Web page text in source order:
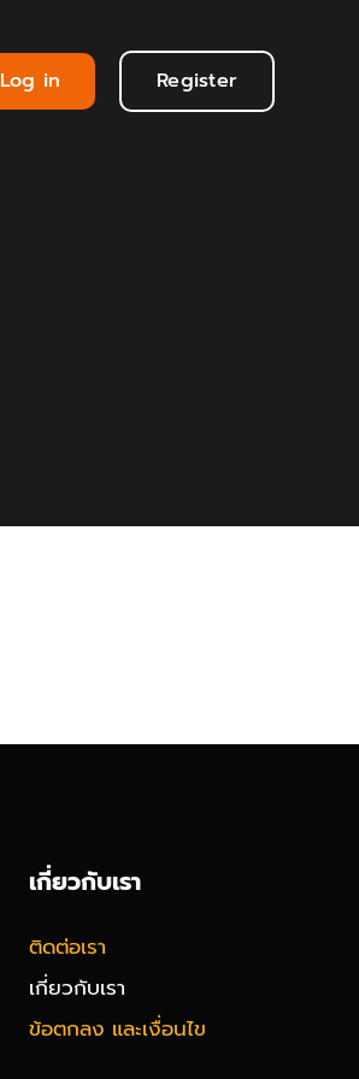
Log in Register
เกี่ยวกับเรา
ติดต่อเรา
เกี่ยวกับเรา
ข้อตกลง และเงื่อนไข